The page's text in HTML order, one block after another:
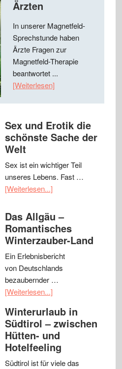
Ärzten
In unserer Magnetfeld-
Sprechstunde haben
Ärzte Fragen zur
Magnetfeld-Therapie
beantwortet ...
[Weiterlesen]
Sex und Erotik die
schönste Sache der
Welt
Sex ist ein wichtiger Teil
unseres Lebens. Fast …
[Weiterlesen...]
Das Allgäu –
Romantisches
Winterzauber-Land
Ein Erlebnisbericht
von Deutschlands
bezaubernder …
[Weiterlesen...]
Winterurlaub in
Südtirol – zwischen
Hütten- und
Hotelfeeling
Südtirol ist für viele das